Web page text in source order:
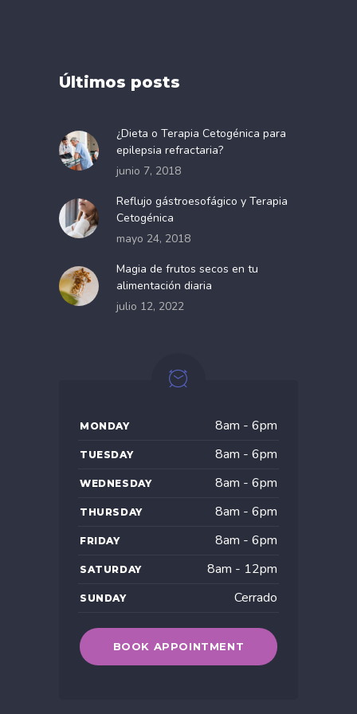
Últimos posts
¿Dieta o Terapia Cetogénica para
epilepsia refractaria?
junio 7, 2018
Reflujo gástroesofágico y Terapia
Cetogénica
mayo 24, 2018
Magia de frutos secos en tu
alimentación diaria
julio 12, 2022
MONDAY 8am - 6pm
TUESDAY 8am - 6pm
WEDNESDAY 8am - 6pm
THURSDAY 8am - 6pm
FRIDAY 8am - 6pm
SATURDAY 8am - 12pm
SUNDAY Cerrado
BOOK APPOINTMENT